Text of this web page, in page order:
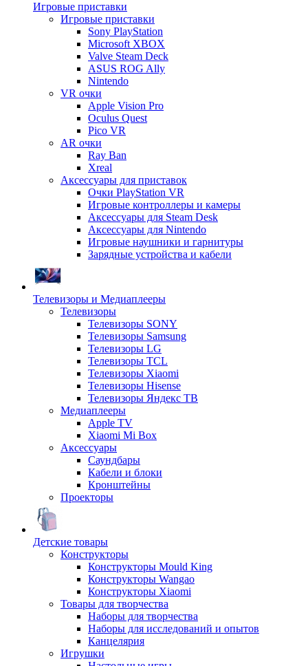
Игровые приставки
Игровые приставки
Sony PlayStation
Microsoft XBOX
Valve Steam Deck
ASUS ROG Ally
Nintendo
VR очки
Apple Vision Pro
Oculus Quest
Pico VR
AR очки
Ray Ban
Xreal
Аксессуары для приставок
Очки PlayStation VR
Игровые контроллеры и камеры
Аксессуары для Steam Desk
Аксессуары для Nintendo
Игровые наушники и гарнитуры
Зарядные устройства и кабели
Телевизоры и Медиаплееры
Телевизоры
Телевизоры SONY
Телевизоры Samsung
Телевизоры LG
Телевизоры TCL
Телевизоры Xiaomi
Телевизоры Hisense
Телевизоры Яндекс ТВ
Медиаплееры
Apple TV
Xiaomi Mi Box
Аксессуары
Саундбары
Кабели и блоки
Кронштейны
Проекторы
Детские товары
Конструкторы
Конструкторы Mould King
Конструкторы Wangao
Конструкторы Xiaomi
Товары для творчества
Наборы для творчества
Наборы для исследований и опытов
Канцелярия
Игрушки